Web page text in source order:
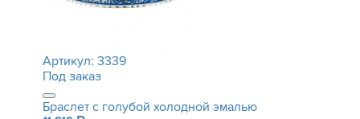
Артикул: 3339
Под заказ
Браслет с голубой холодной эмалью